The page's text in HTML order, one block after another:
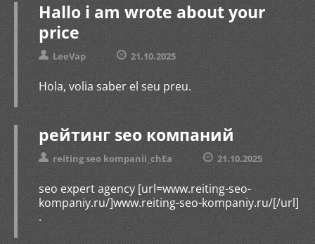
Hallo i am wrote about your
price
LeeVap 21.10.2025
Hola, volia saber el seu preu.
рейтинг seo компаний
reiting seo kompanii_chEa 21.10.2025
seo expert agency [url=www.reiting-seo-
kompaniy.ru/]www.reiting-seo-kompaniy.ru/[/url]
.